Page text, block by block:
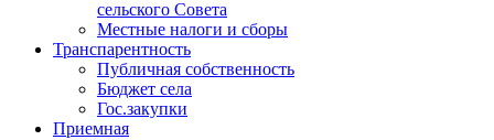
сельского Совета
Местные налоги и сборы
Транспарентность
Публичная собственность
Бюджет села
Гос.закупки
Приемная